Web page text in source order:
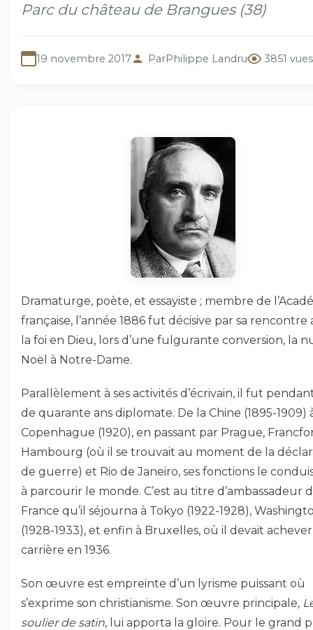
Parc du château de Brangues (38)
19 novembre 2017 ParPhilippe Landru 3851 vues
Dramaturge, poète, et essayiste ; membre de
française, l’année 1886 fut décisive par sa rencontre
la foi en Dieu, lors d’une fulgurante conversion, la
Noël à Notre-Dame.
Parallèlement à ses activités d’écrivain, il fut
de quarante ans diplomate. De la Chine (1895-1909)
Copenhague (1920), en passant par Prague,
Hambourg (où il se trouvait au moment de la
de guerre) et Rio de Janeiro, ses fonctions le
à parcourir le monde. C’est au titre d’ambassadeur
France qu’il séjourna à Tokyo (1922-1928),
(1928-1933), et enfin à Bruxelles, où il devait achever
carrière en 1936.
Son œuvre est empreinte d’un lyrisme puissant où
s’exprime son christianisme. Son œuvre principale,
soulier de satin, lui apporta la gloire. Pour le grand